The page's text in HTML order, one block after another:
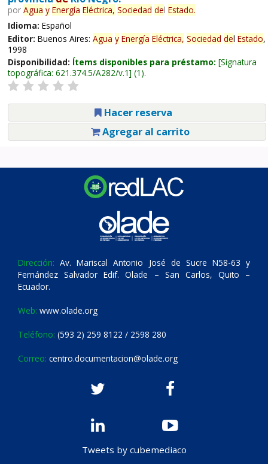
por Agua y Energía Eléctrica, Sociedad del Estado.
Idioma: Español
Editor: Buenos Aires: Agua y Energía Eléctrica, Sociedad del Estado,
1998
Disponibilidad: Ítems disponibles para préstamo: Signatura
topográfica: 621.374.5/A282/v.1 (1).
Hacer reserva
Agregar al carrito
Dirección: Av. Mariscal Antonio José de Sucre N58-63 y
Fernández Salvador Edif. Olade – San Carlos, Quito –
Ecuador.
Web: www.olade.org
Teléfono: (593 2) 259 8122 / 2598 280
Correo: centro.documentacion@olade.org
Tweets by cubemediaco